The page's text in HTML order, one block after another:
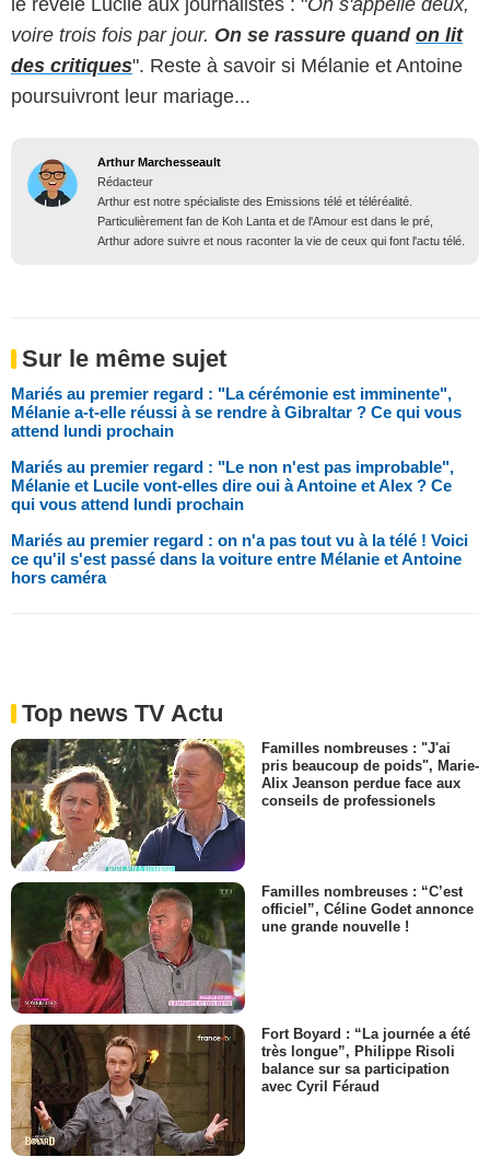
le révèle Lucile aux journalistes : "On s'appelle deux,
voire trois fois par jour. On se rassure quand on lit
des critiques". Reste à savoir si Mélanie et Antoine
poursuivront leur mariage...
Arthur Marchesseault
Rédacteur
Arthur est notre spécialiste des Emissions télé et téléréalité.
Particulièrement fan de Koh Lanta et de l'Amour est dans le pré,
Arthur adore suivre et nous raconter la vie de ceux qui font l'actu télé.
Sur le même sujet
Mariés au premier regard : "La cérémonie est imminente",
Mélanie a-t-elle réussi à se rendre à Gibraltar ? Ce qui vous
attend lundi prochain
Mariés au premier regard : "Le non n'est pas improbable",
Mélanie et Lucile vont-elles dire oui à Antoine et Alex ? Ce
qui vous attend lundi prochain
Mariés au premier regard : on n'a pas tout vu à la télé ! Voici
ce qu'il s'est passé dans la voiture entre Mélanie et Antoine
hors caméra
Top news TV Actu
Familles nombreuses : "J'ai
pris beaucoup de poids", Marie-
Alix Jeanson perdue face aux
conseils de professionels
Familles nombreuses : “C’est
officiel”, Céline Godet annonce
une grande nouvelle !
Fort Boyard : “La journée a été
très longue”, Philippe Risoli
balance sur sa participation
avec Cyril Féraud